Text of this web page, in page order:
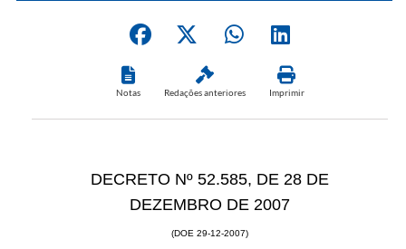
Notas Redações anteriores Imprimir
DECRETO Nº 52.585, DE 28 DE
DEZEMBRO DE 2007
(DOE 29-12-2007)